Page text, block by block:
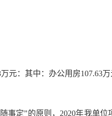
万元：其中： 办公用房107.63
事定”的原则， 2020年我单